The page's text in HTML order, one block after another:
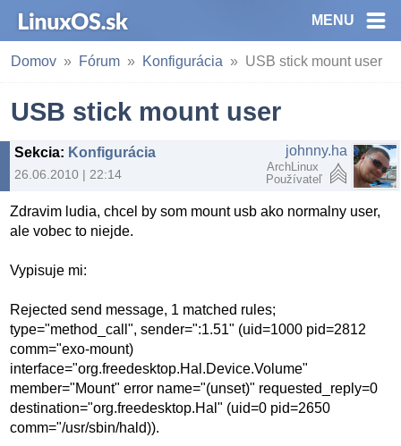
MENU
Domov Fórum Konfigurácia USB stick mount user
USB stick mount user
Sekcia: Konfigurácia
26.06.2010 | 22:14
johnny.ha
ArchLinux
Používateľ
Zdravim ludia, chcel by som mount usb ako normalny user,
ale vobec to niejde.
Vypisuje mi:
Rejected send message, 1 matched rules;
type="method_call", sender=":1.51" (uid=1000 pid=2812
comm="exo-mount)
interface="org.freedesktop.Hal.Device.Volume"
member="Mount" error name="(unset)" requested_reply=0
destination="org.freedesktop.Hal" (uid=0 pid=2650
comm="/usr/sbin/hald)).